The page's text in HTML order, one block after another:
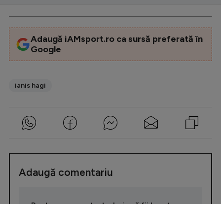
Adaugă iAMsport.ro ca sursă preferată în
Google
ianis hagi
Adaugă comentariu